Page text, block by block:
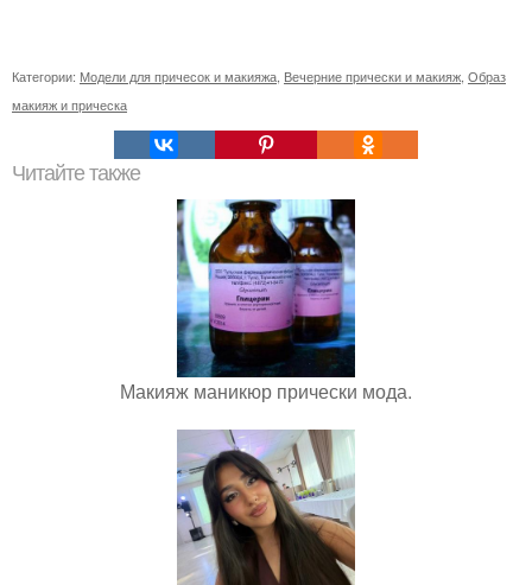
Категории: Модели для причесок и макияжа Вечерние прически и макияж Образ
макияж и прическа
Читайте также
Макияж маникюр прически мода.